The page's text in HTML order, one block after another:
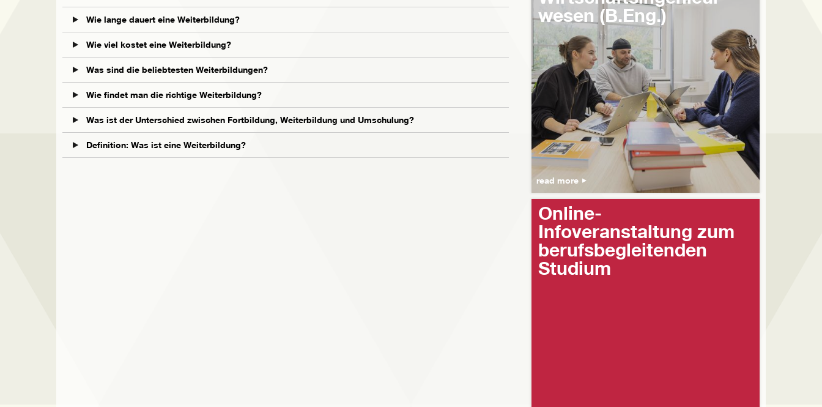
Wie lange dauert eine Weiterbildung?
Wie viel kostet eine Weiterbildung?
Was sind die beliebtesten Weiterbildungen?
Wie findet man die richtige Weiterbildung?
Was ist der Unterschied zwischen Fortbildung, Weiterbildung und Umschulung?
Definition: Was ist eine Weiterbildung?
wesen (B.Eng.)
read more
Online-
Infoveranstaltung zum
berufsbegleitenden
Studium